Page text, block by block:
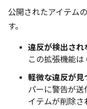
公開されたアイテム
す。
違反が検出され
この拡張機能は
軽微な違反が見
パーに警告が送
イテムが削除